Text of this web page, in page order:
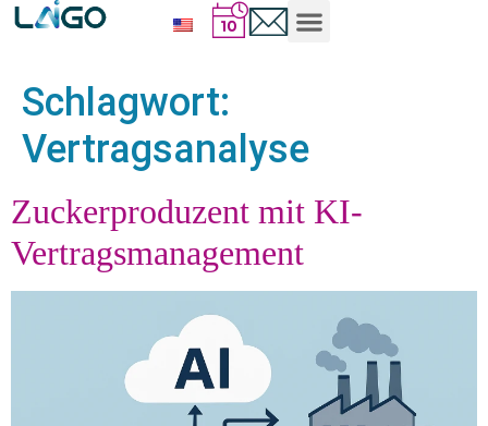
Schlagwort:
Vertragsanalyse
Zuckerproduzent mit KI-
Vertragsmanagement